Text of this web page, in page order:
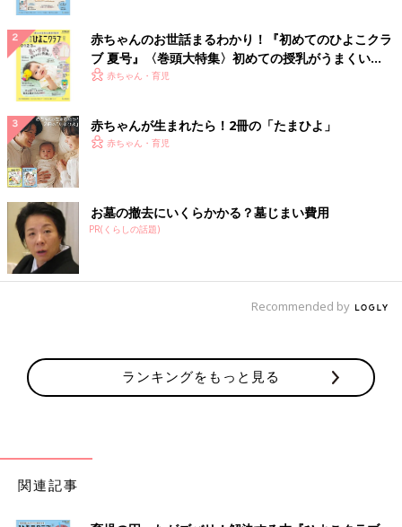
赤ちゃんのお世話まるわかり！『初めてのひよこクラ
ブ 夏号』〈巻頭大特集〉初めての授乳がうまくい
く！ おっぱい・ミルクの基本と夏のトラブル 解決テ
赤ちゃん・育児
赤ちゃんが生まれたら！2冊の「たまひよ」
赤ちゃん・育児
お墓の撤去にいくらかかる？墓じまい費用
PR(くらしの話題)
Recommended by
ランキングをもっと見る
関連記事